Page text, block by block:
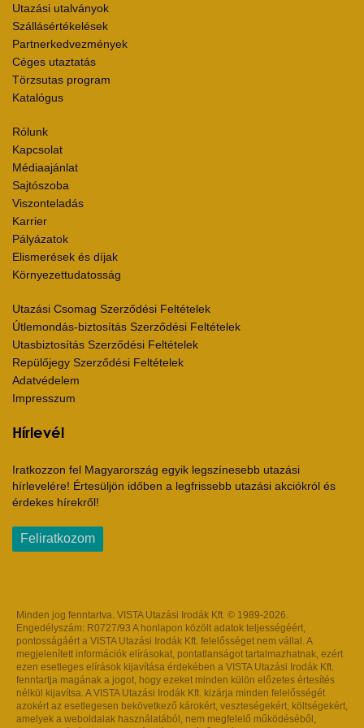
Utazási utalványok
Szállásértékelések
Partnerkedvezmények
Céges utaztatás
Törzsutas program
Katalógus
Rólunk
Kapcsolat
Médiaajánlat
Sajtószoba
Viszonteladás
Karrier
Pályázatok
Elismerések és díjak
Környezettudatosság
Utazási Csomag Szerződési Feltételek
Útlemondás-biztosítás Szerződési Feltételek
Utasbiztosítás Szerződési Feltételek
Repülőjegy Szerződési Feltételek
Adatvédelem
Impresszum
Hírlevél
Iratkozzon fel Magyarország egyik legszínesebb utazási
hírlevelére! Értesüljön időben a legfrissebb utazási akciókról és
érdekes hírekről!
Feliratkozom
Minden jog fenntartva. VISTA Utazási Irodák Kft. © 1989-2026.
Engedélyszám: R0727/93 A honlapon közölt adatok teljességéért,
pontosságáért a VISTA Utazási Irodák Kft. felelősséget nem vállal. A
megjelenített információk elírásokat, pontatlanságot tartalmazhatnak, ezért
ezen esetleges elírások kijavítása érdekében a VISTA Utazási Irodák Kft.
fenntartja magának a jogot, hogy ezeket minden külön előzetes értesítés
nélkül kijavítsa. A VISTA Utazási Irodák Kft. kizárja minden felelősségét
azokért az esetlegesen bekövetkező károkért, veszteségekért, költségekért,
amelyek a weboldalak használatából, nem megfelelő működéséből,